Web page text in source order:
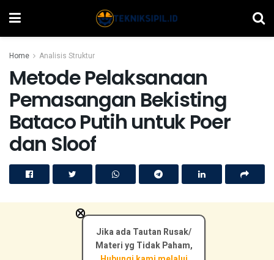
Home Analisis Struktur
Metode Pelaksanaan
Pemasangan Bekisting
Bataco Putih untuk Poer
dan Sloof
Jika ada Tautan Rusak/
Materi yg Tidak Paham,
×